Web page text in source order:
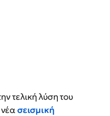
τελική λύση του
νέασεισμική